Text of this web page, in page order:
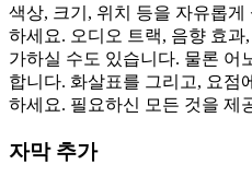
색상, 크기, 위치 등을 자유롭
하세요. 오디오 트랙, 음향 효
가하실 수도 있습니다. 물론 어
합니다. 화살표를 그리고, 요점
하세요. 필요하신 모든 것을 제
자막 추가